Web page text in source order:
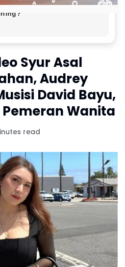
Syur Asal
Audrey
David Bayu,
Wanita
read